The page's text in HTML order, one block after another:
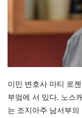
이민 변호사 마티 로
부엌에 서 있다. 노스
는 조지아주 남서부